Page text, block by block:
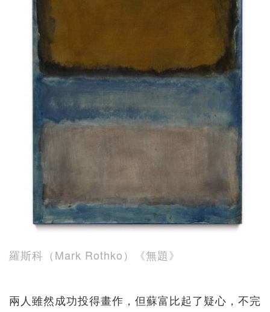
羅斯科（Mark Rothko）《無題》
兩人雖然成功投得畫作，但蘇富比起了疑心，不完